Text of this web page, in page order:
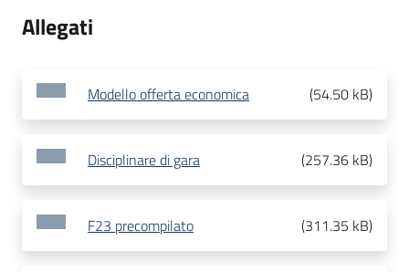
Allegati
Modello offerta economica (54.50 kB)
Disciplinare di gara (257.36 kB)
F23 precompilato (311.35 kB)